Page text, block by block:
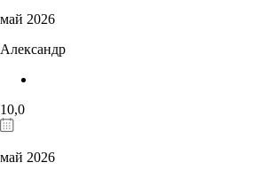
май 2026
Александр
10,0
май 2026